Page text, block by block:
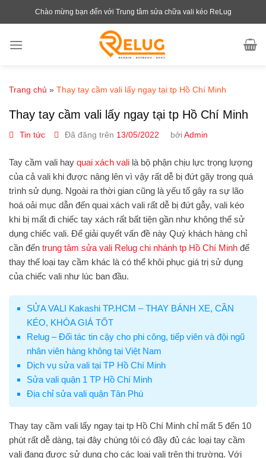
đến
dung
Chào mừng bạn đến với Trung tâm sửa chữa vali kéo ReLug
Trang chủ » Thay tay cầm vali lấy ngay tại tp Hồ Chí Minh
Thay tay cầm vali lấy ngay tại tp Hồ Chí Minh
Tin tức Đã đăng trên 13/05/2022 bởi Admin
Tay cầm vali hay quai xách vali là bộ phận chịu lực trọng lượng
của cả vali khi được nâng lên vì vậy rất dễ bị đứt gãy trong quá
trình sử dụng. Ngoài ra thời gian cũng là yếu tố gây ra sự lão
hoá oải mục dẫn đến quai xách vali rất dễ bị đứt gẫy, vali kéo
khi bị mất đi chiếc tay xách rất bất tiện gần như không thể sử
dụng chiếc vali. Để giải quyết vấn đề này Quý khách hàng chỉ
cần đến trung tâm sửa vali Relug chi nhánh tp Hồ Chí Minh để
thay thế loại tay cầm khác là có thể khôi phục giá trị sử dụng
của chiếc vali như lúc ban đầu.
SỬA VALI Kakashi TP.HCM – THAY BÁNH XE, CẦN
KÉO, KHÓA GIÁ TỐT
Relug – Đối tác tin cậy cho phi công, tiếp viên và đội ngũ
nhân viên hàng không tại Việt Nam
Dịch vụ sửa vali tại TP Hồ Chí Minh
Sửa vali quận 1 TP Hồ Chí Minh
Địa chỉ sửa vali quận Tân Phú
Thay tay cầm vali lấy ngay tại tp Hồ Chí Minh chỉ mất 5 đến 10
phút rất dễ dàng, tại đây chúng tôi có đầy đủ các loại tay cầm
vali đang được sử dụng cho các loại vali trên thị trường. Với